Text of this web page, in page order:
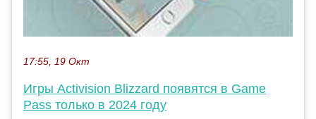
17:55, 19 Окт
Игры Activision Blizzard появятся в Game
Pass только в 2024 году